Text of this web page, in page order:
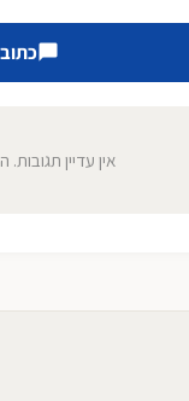
אין עדיין